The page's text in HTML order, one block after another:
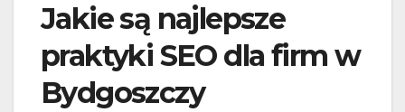
Jakie są najlepsze
praktyki SEO dla firm w
Bydgoszczy